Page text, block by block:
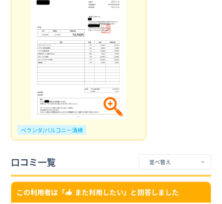
ベランダ/バルコニー清掃
口コミ一覧
この利用者は「 また利用したい」と回答しました